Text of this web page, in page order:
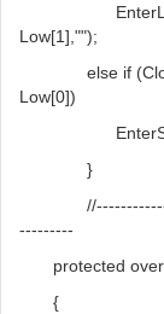
else if
}
---------
protected
{